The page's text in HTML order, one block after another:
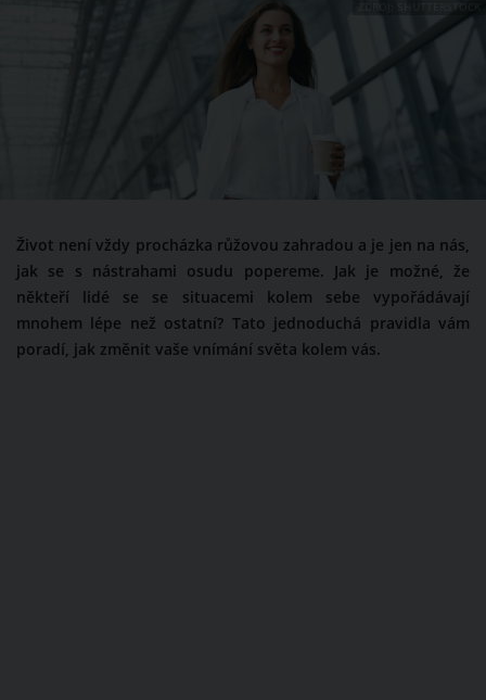
ZDROJ: SHUTTERSTOCK
Život není vždy procházka růžovou zahradou a je jen na nás,
jak se s nástrahami osudu popereme. Jak je možné, že
někteří lidé se se situacemi kolem sebe vypořádávají
mnohem lépe než ostatní? Tato jednoduchá pravidla vám
poradí, jak změnit vaše vnímání světa kolem vás.